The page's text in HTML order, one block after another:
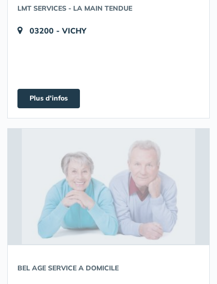
LMT SERVICES - LA MAIN TENDUE
03200 - VICHY
Plus d'infos
BEL AGE SERVICE A DOMICILE